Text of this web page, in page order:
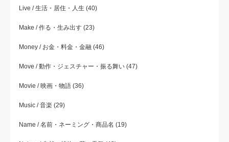
Live / 生活・居住・人生 (40)
Make / 作る・生み出す (23)
Money / お金・料金・金融 (46)
Move / 動作・ジェスチャー・振る舞い (47)
Movie / 映画・物語 (36)
Music / 音楽 (29)
Name / 名前・ネーミング・商品名 (19)